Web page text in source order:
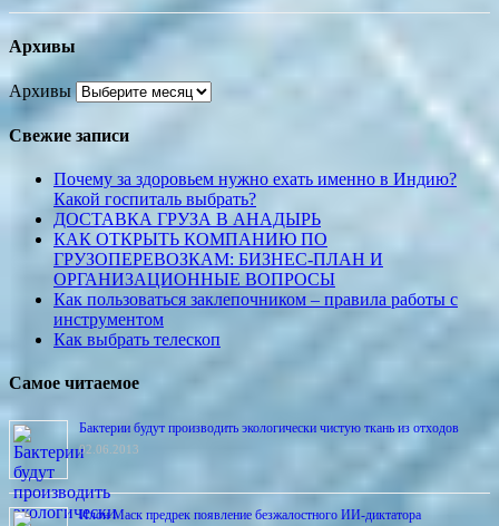
Архивы
Архивы
Свежие записи
Почему за здоровьем нужно ехать именно в Индию?
Какой госпиталь выбрать?
ДОСТАВКА ГРУЗА В АНАДЫРЬ
КАК ОТКРЫТЬ КОМПАНИЮ ПО
ГРУЗОПЕРЕВОЗКАМ: БИЗНЕС-ПЛАН И
ОРГАНИЗАЦИОННЫЕ ВОПРОСЫ
Как пользоваться заклепочником – правила работы с
инструментом
Как выбрать телескоп
Самое читаемое
Бактерии будут производить экологически чистую ткань из отходов
02.06.2013
Илон Маск предрек появление безжалостного ИИ-диктатора